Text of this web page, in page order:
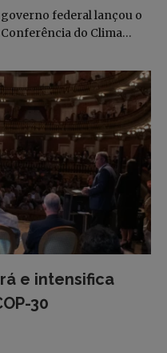
governo federal lançou o
do Clima…
e intensifica
30